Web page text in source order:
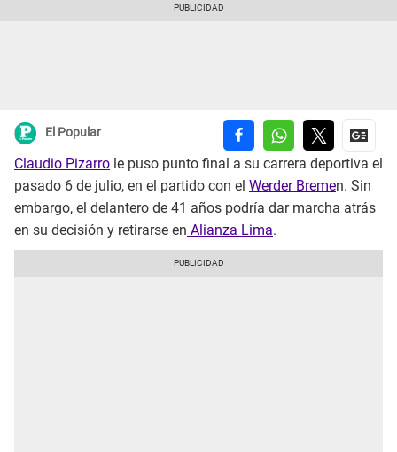
El Popular
Claudio Pizarro le puso punto final a su carrera deportiva el
pasado 6 de julio, en el partido con el Werder Bremen. Sin
embargo, el delantero de 41 años podría dar marcha atrás
en su decisión y retirarse en Alianza Lima.